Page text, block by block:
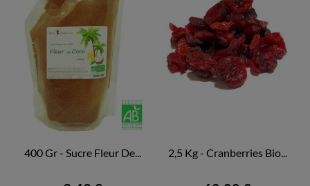
400 Gr - Sucre Fleur De... 2,5 Kg - Cranberries Bio...